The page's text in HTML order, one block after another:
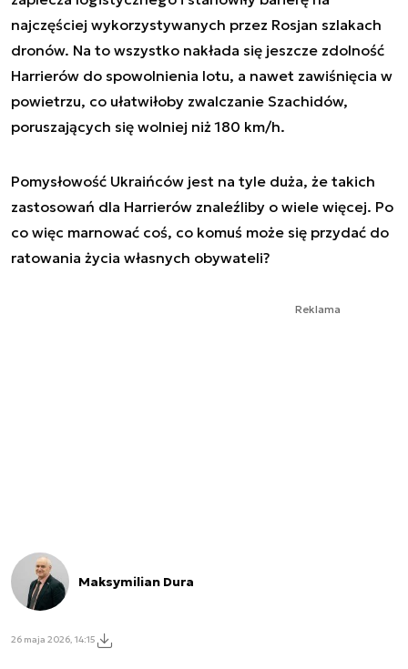
najczęściej wykorzystywanych przez Rosjan szlakach
dronów. Na to wszystko nakłada się jeszcze zdolność
Harrierów do spowolnienia lotu, a nawet zawiśnięcia w
powietrzu, co ułatwiłoby zwalczanie Szachidów,
poruszających się wolniej niż 180 km/h.
Pomysłowość Ukraińców jest na tyle duża, że takich
zastosowań dla Harrierów znaleźliby o wiele więcej. Po
co więc marnować coś, co komuś może się przydać do
ratowania życia własnych obywateli?
Reklama
Maksymilian Dura
26 maja 2026, 14:15